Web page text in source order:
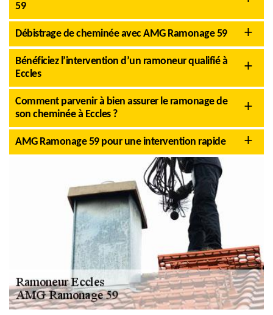
59
Débistrage de cheminée avec AMG Ramonage 59
Bénéficiez l’intervention d’un ramoneur qualifié à
Eccles
Comment parvenir à bien assurer le ramonage de
son cheminée à Eccles ?
AMG Ramonage 59 pour une intervention rapide